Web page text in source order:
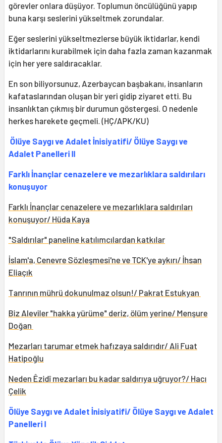
görevler onlara düşüyor. Toplumun öncülüğünü yapıp
buna karşı seslerini yükseltmek zorundalar.
Eğer seslerini yükseltmezlerse büyük iktidarlar, kendi
iktidarlarını kurabilmek için daha fazla zaman kazanmak
için her yere saldıracaklar.
En son biliyorsunuz, Azerbaycan başbakanı, insanların
kafataslarından oluşan bir yeri gidip ziyaret etti. Bu
insanlıktan çıkmış bir durumun göstergesi. O nedenle
herkes harekete geçmeli. (HÇ/APK/KU)
Ölüye Saygı ve Adalet İnisiyatifi/ Ölüye Saygı ve
Adalet Panelleri II
Farklı İnançlar cenazelere ve mezarlıklara saldırıları
konuşuyor
Farklı İnançlar cenazelere ve mezarlıklara saldırıları
konuşuyor/ Hüda Kaya
"Saldırılar" paneline katılımcılardan katkılar
İslam'a, Cenevre Sözleşmesi'ne ve TCK'ye aykırı/ İhsan
Eliaçık
Tanrının mührü dokunulmaz olsun!/ Pakrat Estukyan
Biz Aleviler "hakka yürüme" deriz, ölüm yerine/ Menşure
Doğan
Mezarları tarumar etmek hafızaya saldırıdır/ Ali Fuat
Hatipoğlu
Neden Êzidî mezarları bu kadar saldırıya uğruyor?/ Hacı
Çelik
Ölüye Saygı ve Adalet İnisiyatifi/ Ölüye Saygı ve Adalet
Panelleri I